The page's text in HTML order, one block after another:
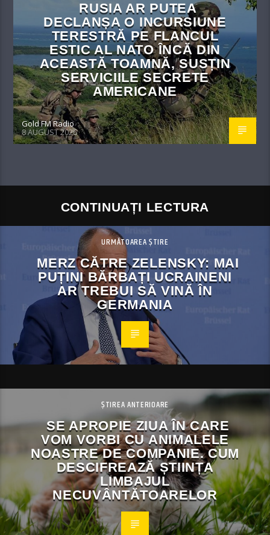
RUSIA AR PUTEA
DECLANȘA O INCURSIUNE
TERESTRĂ PE FLANCUL
ESTIC AL NATO ÎNCĂ DIN
ACEASTĂ TOAMNĂ, SUSȚIN
SERVICIILE SECRETE
AMERICANE
Gold FM Radio
8 AUGUST 2026
CONTINUAȚI LECTURA
URMĂTOAREA ȘTIRE
MERZ CĂTRE ZELENSKY: MAI
PUȚINI BĂRBAȚI UCRAINENI
AR TREBUI SĂ VINĂ ÎN
GERMANIA
ȘTIREA ANTERIOARE
SE APROPIE ZIUA ÎN CARE
VOM VORBI CU ANIMALELE
NOASTRE DE COMPANIE. CUM
DESCIFREAZĂ ȘTIINȚA
LIMBAJUL
NECUVÂNTĂTOARELOR